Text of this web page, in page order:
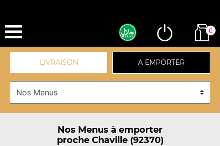
0
LIVRAISON A EMPORTER
Nos Menus à emporter
proche Chaville (92370)